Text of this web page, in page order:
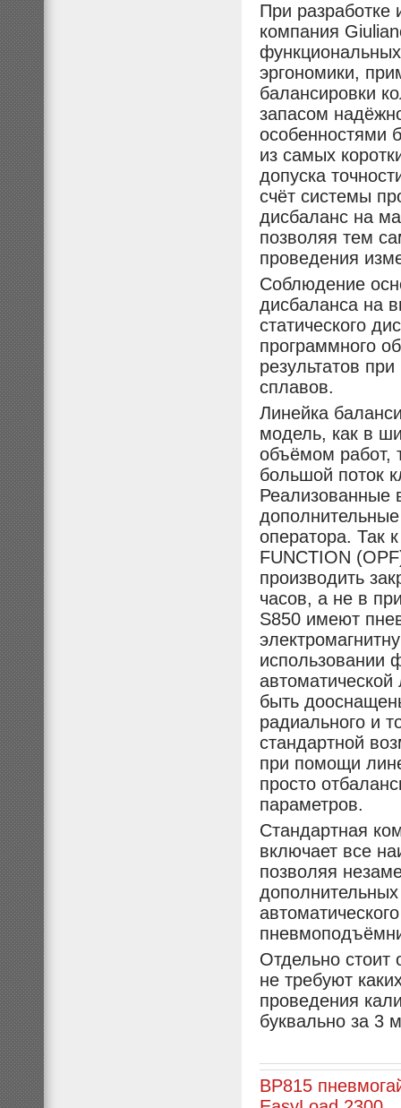
При разработке
компания
эргономики,
балансировки
запасом
особенностями
из самых
допуска
счёт системы
дисбаланс на
позволяя тем
проведения
Соблюдение
дисбаланса на
статического
программного
результатов
сплавов.
Линейка
модель, как в
объёмом работ,
большой поток
Реализованные
оператора. Так
FUNCTION
производить
часов, а не в
S850 имеют
использовании
быть
радиального и
стандартной
при помощи
просто
параметров.
Стандартная
включает все
позволяя
Отдельно стоит
не требуют
проведения
буквально за 3
BP815